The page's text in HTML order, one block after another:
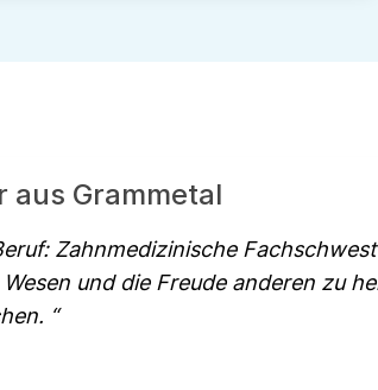
aus Grammetal
Zahnmedizinische
und die Freude anderen zu